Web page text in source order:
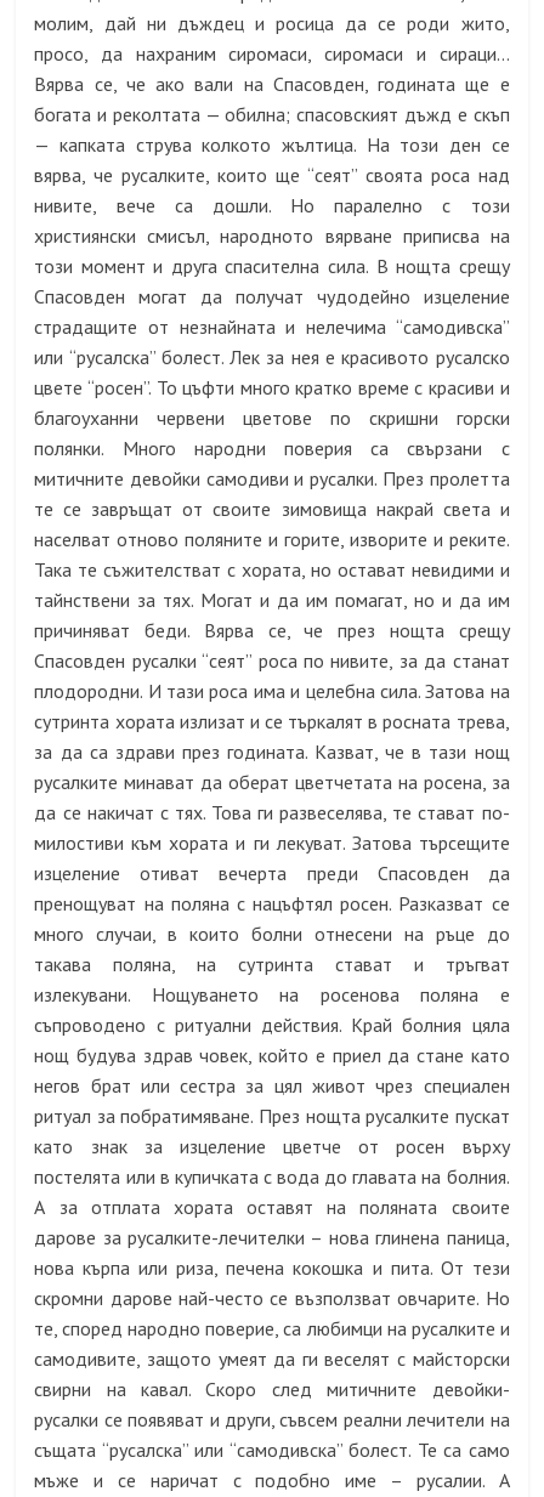
молим, дай ни дъждец и росица да се роди жито,
просо, да нахраним сиромаси, сиромаси и сираци…
Вярва се, че ако вали на Спасовден, годината ще е
богата и реколтата — обилна; спасовският дъжд е скъп
— капката струва колкото жълтица. На този ден се
вярва, че русалките, които ще “сеят” своята роса над
нивите, вече са дошли. Но паралелно с този
християнски смисъл, народното вярване приписва на
този момент и друга спасителна сила. В нощта срещу
Спасовден могат да получат чудодейно изцеление
страдащите от незнайната и нелечима “самодивска”
или “русалска” болест. Лек за нея е красивото русалско
цвете “росен”. То цъфти много кратко време с красиви и
благоуханни червени цветове по скришни горски
полянки. Много народни поверия са свързани с
митичните девойки самодиви и русалки. През пролетта
те се завръщат от своите зимовища накрай света и
населват отново поляните и горите, изворите и реките.
Така те съжителстват с хората, но остават невидими и
тайнствени за тях. Могат и да им помагат, но и да им
причиняват беди. Вярва се, че през нощта срещу
Спасовден русалки “сеят” роса по нивите, за да станат
плодородни. И тази роса има и целебна сила. Затова на
сутринта хората излизат и се търкалят в росната трева,
за да са здрави през годината. Казват, че в тази нощ
русалките минават да оберат цветчетата на росена, за
да се накичат с тях. Това ги развеселява, те стават по-
милостиви към хората и ги лекуват. Затова търсещите
изцеление отиват вечерта преди Спасовден да
пренощуват на поляна с нацъфтял росен. Разказват се
много случаи, в които болни отнесени на ръце до
такава поляна, на сутринта стават и тръгват
излекувани. Нощуването на росенова поляна е
съпроводено с ритуални действия. Край болния цяла
нощ будува здрав човек, който е приел да стане като
негов брат или сестра за цял живот чрез специален
ритуал за побратимяване. През нощта русалките пускат
като знак за изцеление цветче от росен върху
постелята или в купичката с вода до главата на болния.
А за отплата хората оставят на поляната своите
дарове за русалките-лечителки – нова глинена паница,
нова кърпа или риза, печена кокошка и пита. От тези
скромни дарове най-често се възползват овчарите. Но
те, според народно поверие, са любимци на русалките и
самодивите, защото умеят да ги веселят с майсторски
свирни на кавал. Скоро след митичните девойки-
русалки се появяват и други, съвсем реални лечители на
същата “русалска” или “самодивска” болест. Те са само
мъже и се наричат с подобно име – русалии. А